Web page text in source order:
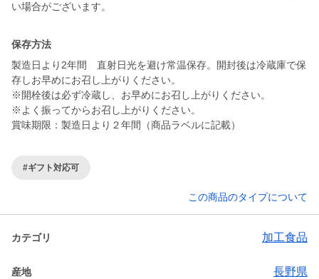
い場合がございます。
保存方法
製造日より2年間 直射日光を避け常温保存。開封後は冷蔵庫で保
存しお早めにお召し上がりください。
※開栓後は必ず冷蔵し、お早めにお召し上がりください。
※よく振ってからお召し上がりください。
賞味期限：製造日より２年間（商品ラベルに記載）
#ギフト対応可
この商品のタイプについて
カテゴリ 加工食品
産地 長野県